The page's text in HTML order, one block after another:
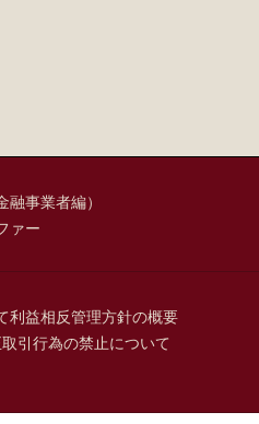
事業者編）
ァー
利益相反管理方針の概要
引行為の禁止について